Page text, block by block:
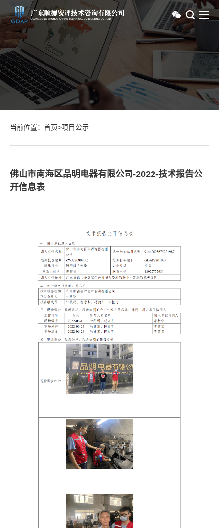
当前位置： 首页>项目公示
佛山市南海区品明电器有限公司-2022-技术报告公
开信息表